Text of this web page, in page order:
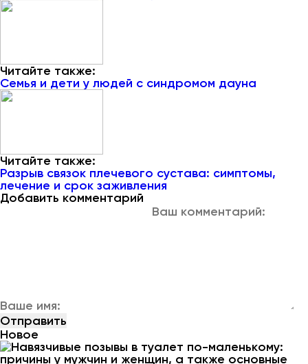
Читайте также:
Семья и дети у людей с синдромом дауна
Читайте также:
Разрыв связок плечевого сустава: симптомы,
лечение и срок заживления
Добавить комментарий
Новое